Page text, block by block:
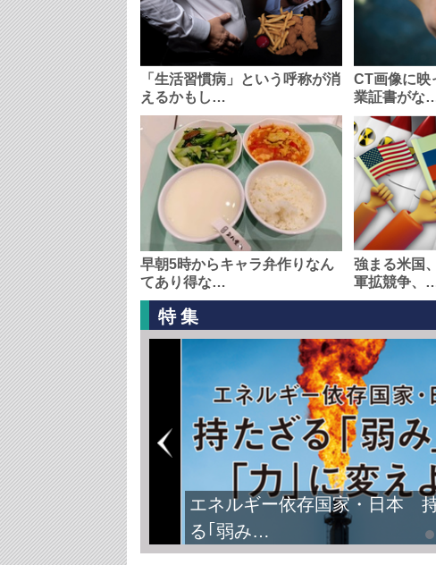
「生活習慣病」という呼称が消
えるかもし…
CT画像に映
業証書がな
早朝5時からキャラ弁作りなん
てあり得な…
強まる米国
軍拡競争、
特集
エネルギー依存国家・日本
る｢弱み…